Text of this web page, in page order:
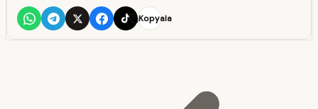
Kopyala